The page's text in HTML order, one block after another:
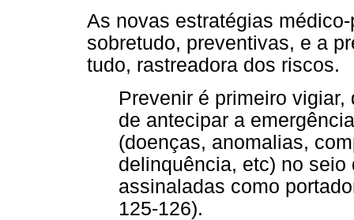
As novas estratégias
sobretudo, preventivas, e a
tudo, rastreadora dos riscos.
Prevenir é primeiro
de antecipar a
(doenças, anomalias,
delinquência, etc) no
assinaladas como
125-126).